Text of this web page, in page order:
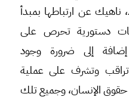
عن ارتباطها بمبدأ
دستورية تحرص على
إضافة إلى ضرورة وجود
وتشرف على عملية
الإنسان، وجميع تلك